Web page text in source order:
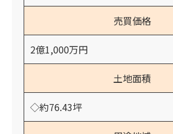
売買価格
2億1,000万円
土地面積
◇約76.43坪